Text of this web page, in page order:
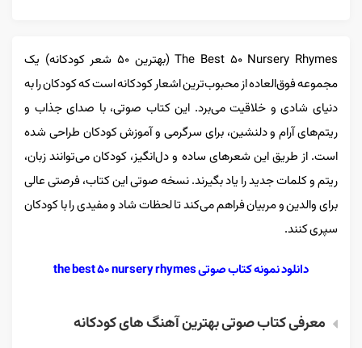
The Best 50 Nursery Rhymes (بهترین ۵۰ شعر کودکانه) یک
مجموعه فوق‌العاده از محبوب‌ترین اشعار کودکانه است که کودکان را به
دنیای شادی و خلاقیت می‌برد. این کتاب صوتی، با صدای جذاب و
ریتم‌های آرام و دلنشین، برای سرگرمی و آموزش کودکان طراحی شده
است. از طریق این شعرهای ساده و دل‌انگیز، کودکان می‌توانند زبان،
ریتم و کلمات جدید را یاد بگیرند. نسخه صوتی این کتاب، فرصتی عالی
برای والدین و مربیان فراهم می‌کند تا لحظات شاد و مفیدی را با کودکان
سپری کنند.
دانلود نمونه کتاب صوتی the best 50 nursery rhymes
معرفی کتاب صوتی بهترین آهنگ های کودکانه